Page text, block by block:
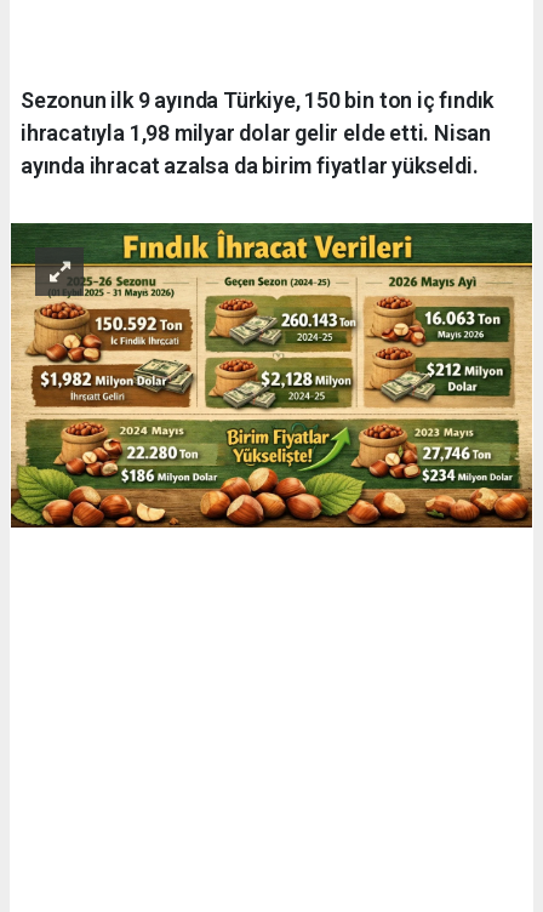
Sezonun ilk 9 ayında Türkiye, 150 bin ton iç fındık
ihracatıyla 1,98 milyar dolar gelir elde etti. Nisan
ayında ihracat azalsa da birim fiyatlar yükseldi.